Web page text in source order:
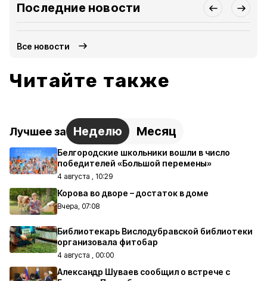
Последние новости
Все новости
Читайте также
Лучшее за Неделю Месяц
Белгородские школьники вошли в число
победителей «Большой перемены»
4 августа , 10:29
Корова во дворе – достаток в доме
Вчера, 07:08
Библиотекарь Вислодубравской библиотеки
организовала фитобар
4 августа , 00:00
Александр Шуваев сообщил о встрече с